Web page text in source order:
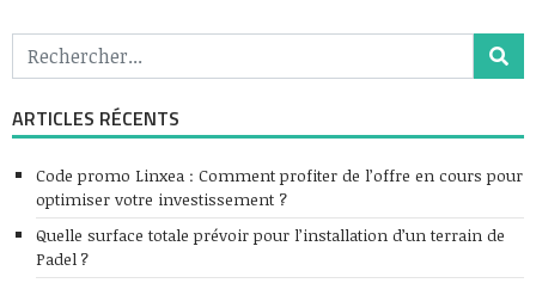
ARTICLES RÉCENTS
Code promo Linxea : Comment profiter de l’offre en cours pour
optimiser votre investissement ?
Quelle surface totale prévoir pour l’installation d’un terrain de
Padel ?